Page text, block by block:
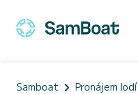
Samboat Pronájem lodí